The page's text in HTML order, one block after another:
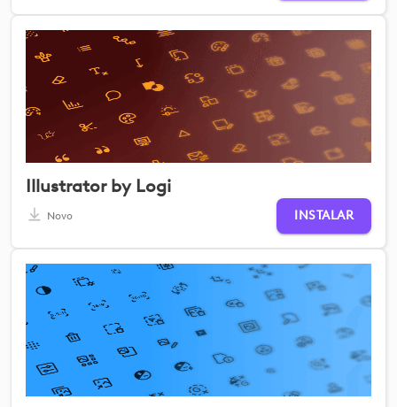
Illustrator by Logi
Novo INSTALAR